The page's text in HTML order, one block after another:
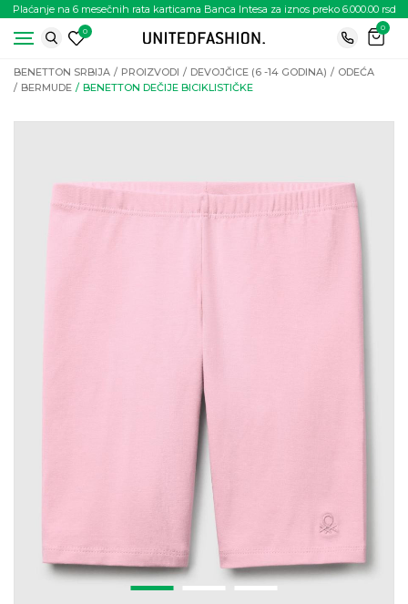
Plaćanje na 6 mesečnih rata karticama Banca Intesa za iznos preko 6.000.00 rsd
0
0
BENETTON SRBIJA PROIZVODI DEVOJČICE (6 -14 GODINA)
ODEĆA
BERMUDE
BENETTON DEČIJE BICIKLISTIČKE